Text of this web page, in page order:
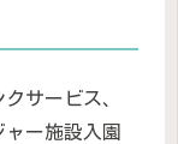
サービス、
ー施設入園